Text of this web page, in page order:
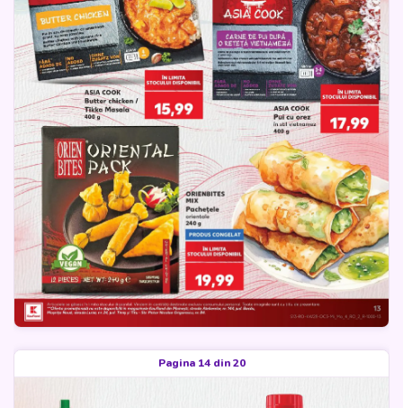
Pagina 14 din 20